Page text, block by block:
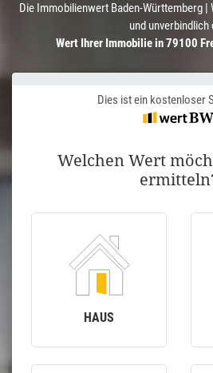
Die Immobilienwert Baden-Württemberg
und unverbindlich
Wert Ihrer Immobilie in 79100
Dies ist ein kostenloser
Welchen Wert
HAUS